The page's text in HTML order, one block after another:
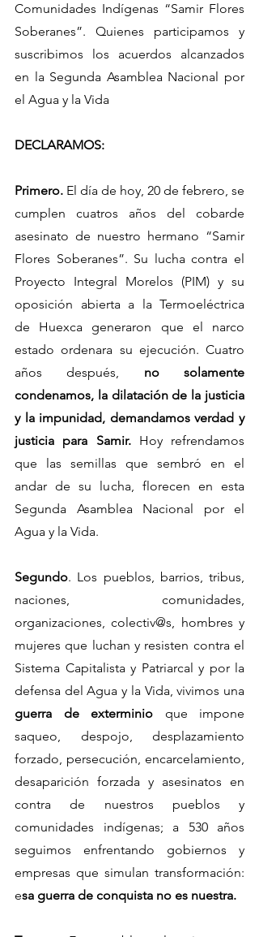
Comunidades Indígenas “Samir Flores
Soberanes”. Quienes participamos y
suscribimos los acuerdos alcanzados
en la Segunda Asamblea Nacional por
el Agua y la Vida
DECLARAMOS:
Primero. El día de hoy, 20 de febrero, se
cumplen cuatros años del cobarde
asesinato de nuestro hermano “Samir
Flores Soberanes”. Su lucha contra el
Proyecto Integral Morelos (PIM) y su
oposición abierta a la Termoeléctrica
de Huexca generaron que el narco
estado ordenara su ejecución. Cuatro
años después, no solamente
condenamos, la dilatación de la justicia
y la impunidad, demandamos verdad y
justicia para Samir. Hoy refrendamos
que las semillas que sembró en el
andar de su lucha, florecen en esta
Segunda Asamblea Nacional por el
Agua y la Vida.
Segundo. Los pueblos, barrios, tribus,
naciones, comunidades,
organizaciones, colectiv@s, hombres y
mujeres que luchan y resisten contra el
Sistema Capitalista y Patriarcal y por la
guerra de exterminio que impone
saqueo, despojo, desplazamiento
forzado, persecución, encarcelamiento,
desaparición forzada y asesinatos en
contra de nuestros pueblos y
comunidades indígenas; a 530 años
seguimos enfrentando gobiernos y
empresas que simulan transformación:
esa guerra de conquista no es nuestra.